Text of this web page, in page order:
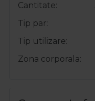
Cantitate
Tip par
Tip utilizare
Zona corporala